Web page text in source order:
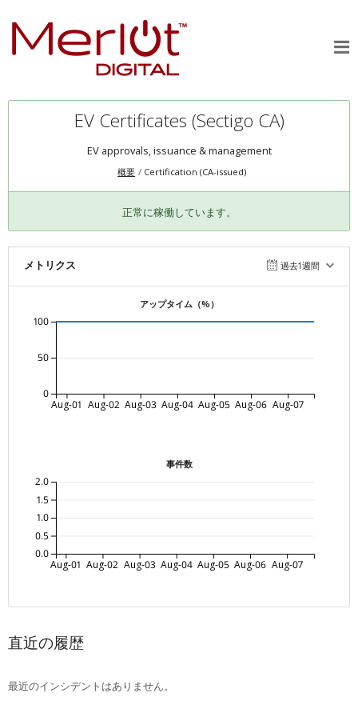
EV Certificates (Sectigo CA)
EV approvals, issuance & management
概要 Certification (CA-issued)
正常に稼働しています。
メトリクス 過去1週間
アップタイム（%）
Aug-01 Aug-02 Aug-03 Aug-04 Aug-05 Aug-06 Aug-07
0
50
100
事件数
Aug-01 Aug-02 Aug-03 Aug-04 Aug-05 Aug-06 Aug-07
0.0
0.5
1.0
1.5
2.0
直近の履歴
最近のインシデントはありません。